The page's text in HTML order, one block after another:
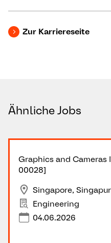
Zur Karriereseite
Ähnliche Jobs
Graphics and Cameras
00028]
Singapore, Singapur
Engineering
04.06.2026